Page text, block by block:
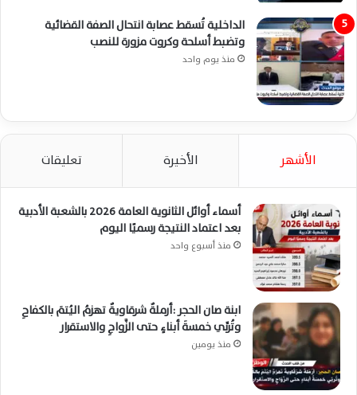
الداخلية تُسقط عصابة انتحال الصفة القضائية
وتضبط أسلحة وكروت مزورة للنصب
منذ يوم واحد
الأشهر الأخيرة تعليقات
أسماء أوائل الثانوية العامة 2026 بالشعبة الأدبية
بعد اعتماد النتيجة رسميًا اليوم
منذ أسبوع واحد
ابنة صان الحجر :أرملةٌ شرقاويةٌ تهزمُ اليُتمَ بالكفاحِ
وتُربِّي خمسةَ أبناءٍ حتى الزَّواجِ والاستقرار
منذ يومين